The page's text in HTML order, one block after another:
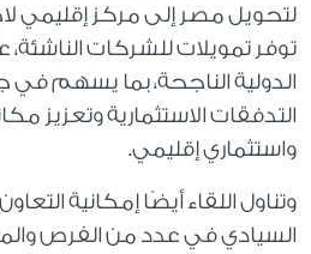
لتحويل مصر إلى مركز إقليمي
توفر تمويلات للشركات الناشئة،
الدولية الناجحة، بما يسهم
التدفقات الاستثمارية وتعزيز
واستثماري إقليمي.
وتناول اللقاء أيضًا إمكانية
السيادي في عدد من الفرص